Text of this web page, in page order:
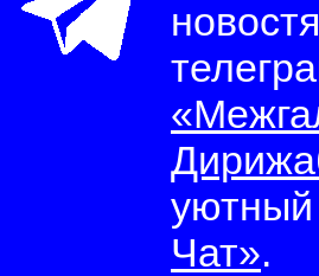
уютный
Чат».